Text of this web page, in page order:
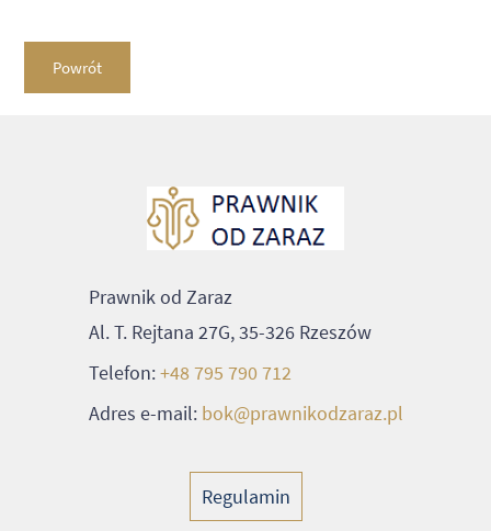
Powrót
Prawnik od Zaraz
Al. T. Rejtana 27G, 35-326 Rzeszów
Telefon:+48 795 790 712
Adres e-mail: bok@prawnikodzaraz.pl
Regulamin